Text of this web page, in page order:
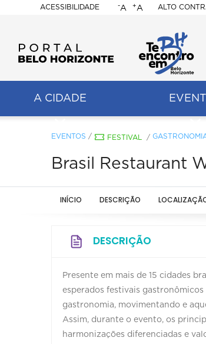
ACESSIBILIDADE
BELO
HORIZONTE
-A +A ALTO
A CIDADE
EVENTOS / FESTIVAL /
Brasil Restaurant
INÍCIO DESCRIÇÃO
DESCRIÇÃO
Presente em mais de 15 cidades
esperados festivais
gastronomia, movimentando e
Assim, durante o evento, os
harmonizações diferenciadas e